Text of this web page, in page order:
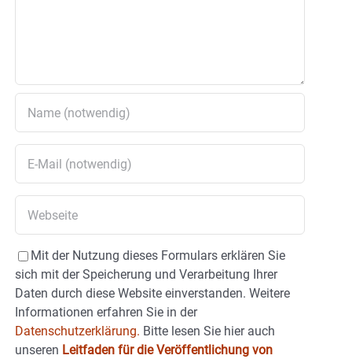
Mit der Nutzung dieses Formulars erklären Sie
sich mit der Speicherung und Verarbeitung Ihrer
Daten durch diese Website einverstanden. Weitere
Informationen erfahren Sie in der
Datenschutzerklärung. Bitte lesen Sie hier auch
unseren Leitfaden für die Veröffentlichung von